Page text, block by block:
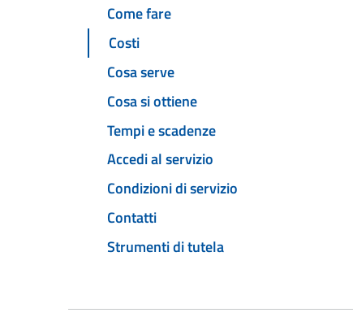
Come fare
Costi
Cosa serve
Cosa si ottiene
Tempi e scadenze
Accedi al servizio
Condizioni di servizio
Contatti
Strumenti di tutela